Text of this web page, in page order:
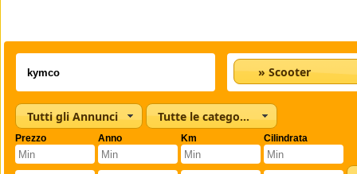
» Scooter
Tutti gli Annunci Tutte le categorie
Prezzo Anno Km Cilindrata